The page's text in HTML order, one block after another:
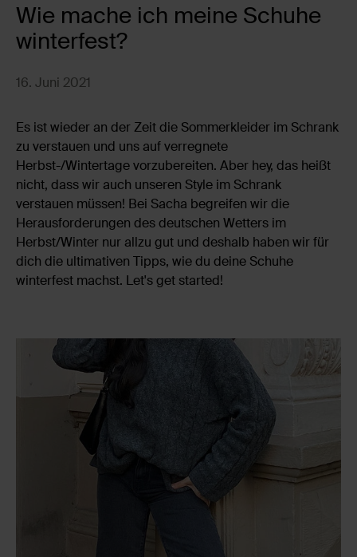
Wie mache ich meine Schuhe
winterfest?
16. Juni 2021
Es ist wieder an der Zeit die Sommerkleider im Schrank
zu verstauen und uns auf verregnete
Herbst-/Wintertage vorzubereiten. Aber hey, das heißt
nicht, dass wir auch unseren Style im Schrank
verstauen müssen! Bei Sacha begreifen wir die
Herausforderungen des deutschen Wetters im
Herbst/Winter nur allzu gut und deshalb haben wir für
dich die ultimativen Tipps, wie du deine Schuhe
winterfest machst. Let's get started!